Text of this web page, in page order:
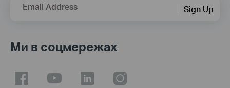
Email Address Sign Up
Ми в соцмережах